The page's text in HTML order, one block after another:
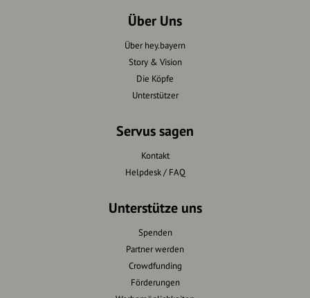
Über Uns
Über hey.bayern
Story & Vision
Die Köpfe
Unterstützer
Servus sagen
Kontakt
Helpdesk / FAQ
Unterstütze uns
Spenden
Partner werden
Crowdfunding
Förderungen